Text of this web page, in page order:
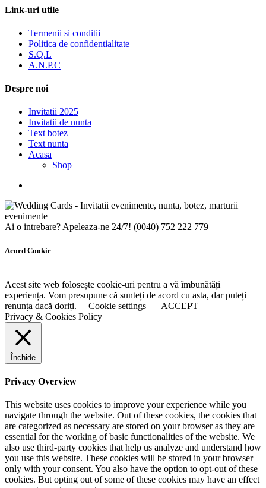
Link-uri utile
Termenii si conditii
Politica de confidentialitate
S.Q.L
A.N.P.C
Despre noi
Invitatii 2025
Invitatii de nunta
Text botez
Text nunta
Acasa
Shop
Ai o intrebare? Apeleaza-ne 24/7! (0040) 752 222 779
Acord Cookie
Acest site web folosește cookie-uri pentru a vă îmbunătăți
experiența. Vom presupune că sunteți de acord cu asta, dar puteți
renunța dacă doriți.
Cookie settings
ACCEPT
Privacy & Cookies Policy
Închide
Privacy Overview
This website uses cookies to improve your experience while you
navigate through the website. Out of these cookies, the cookies that
are categorized as necessary are stored on your browser as they are
essential for the working of basic functionalities of the website. We
also use third-party cookies that help us analyze and understand how
you use this website. These cookies will be stored in your browser
only with your consent. You also have the option to opt-out of these
cookies. But opting out of some of these cookies may have an effect